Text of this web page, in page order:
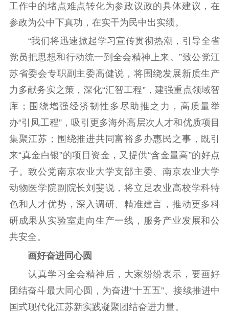
工作中的堵点难点转化为参政议政的具体建议，在
参政为公中下真功，在实干为民中出实绩。
“我们将迅速掀起学习宣传贯彻热潮，引导全省
党员把思想和行动统一到全会精神上来。”致公党江
苏省委会专职副主委高健说，将围绕发展新质生产
力多献务实之策，深化“汇智工程”，建强重点领域智
库；围绕增强经济韧性多尽助推之力，高质量举
办“引凤工程”，吸引更多海外高层次人才和优质项目
集聚江苏；围绕推进共同富裕多办惠民之事，既引
来“真金白银”的项目资金，又提供“含金量高”的好点
子。致公党南京农业大学支部主委、南京农业大学
动物医学院副院长刘斐说，将立足农业高校学科特
色和人才优势，深入调研、精准建言，推动更多科
研成果从实验室走向生产一线，服务产业发展和公
共安全。
画好奋进同心圆
认真学习全会精神后，大家纷纷表示，要画好
团结奋斗最大同心圆，为奋进“十五五”、接续推进中
国式现代化江苏新实践凝聚团结奋进力量。